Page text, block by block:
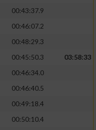
00:43:37.9
00:46:07.2
00:48:29.3
00:45:50.3
03:58:33
00:46:34.0
00:46:40.5
00:49:18.4
00:50:10.4